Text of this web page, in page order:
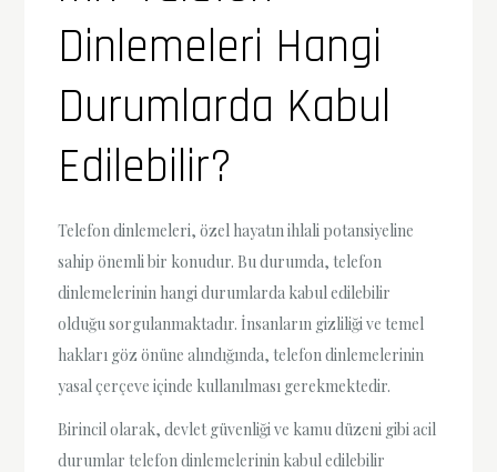
Dinlemeleri Hangi
Durumlarda Kabul
Edilebilir?
Telefon dinlemeleri, özel hayatın ihlali potansiyeline
sahip önemli bir konudur. Bu durumda, telefon
dinlemelerinin hangi durumlarda kabul edilebilir
olduğu sorgulanmaktadır. İnsanların gizliliği ve temel
hakları göz önüne alındığında, telefon dinlemelerinin
yasal çerçeve içinde kullanılması gerekmektedir.
Birincil olarak, devlet güvenliği ve kamu düzeni gibi acil
durumlar telefon dinlemelerinin kabul edilebilir